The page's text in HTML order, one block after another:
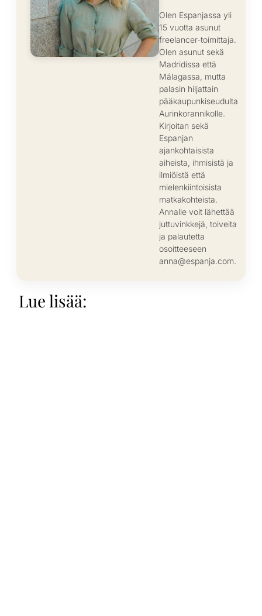
Olen Espanjassa yli
15 vuotta asunut
freelancer-toimittaja.
Olen asunut sekä
Madridissa että
Málagassa, mutta
palasin hiljattain
pääkaupunkiseudulta
Aurinkorannikolle.
Kirjoitan sekä
Espanjan
ajankohtaisista
aiheista, ihmisistä ja
ilmiöistä että
mielenkiintoisista
matkakohteista.
Annalle voit lähettää
juttuvinkkejä, toiveita
ja palautetta
osoitteeseen
anna@espanja.com.
Lue lisää: